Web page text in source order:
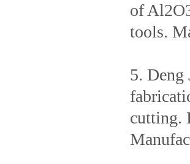
of
tools.
5. Deng
cutting.